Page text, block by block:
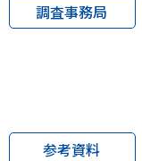
調査事務局
参考資料